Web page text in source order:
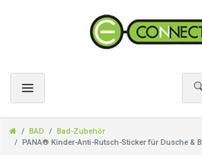
BAD
Bad-Zubehör
PANA® Kinder-Anti-Rutsch-Sticker für Dusche &